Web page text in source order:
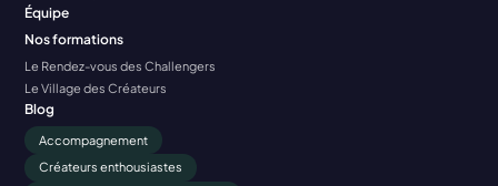
Équipe
Nos formations
Le Rendez-vous des Challengers
Le Village des Créateurs
Blog
Accompagnement
Créateurs enthousiastes